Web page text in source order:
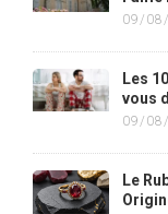
09/
Les
vous
09/
Le